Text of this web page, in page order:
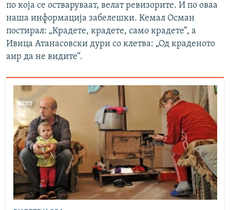
по која се остваруваат, велат ревизорите. И по оваа
наша информација забелешки. Кемал Осман
постирал: „Крадете, крадете, само крадете“, а
Ивица Атанасовски дури со клетва: „Од краденото
аир да не видите“.